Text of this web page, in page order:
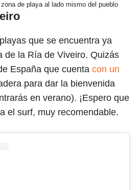
de playa al lado mismo del pueblo
que se encuentra ya
de la Ría de Viveiro. Quizás
España que cuenta con un
para dar la bienvenida
en verano). ¡Espero que
el surf, muy recomendable.